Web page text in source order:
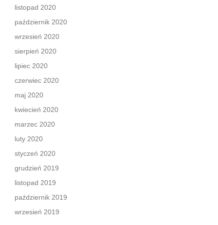
listopad 2020
październik 2020
wrzesień 2020
sierpień 2020
lipiec 2020
czerwiec 2020
maj 2020
kwiecień 2020
marzec 2020
luty 2020
styczeń 2020
grudzień 2019
listopad 2019
październik 2019
wrzesień 2019